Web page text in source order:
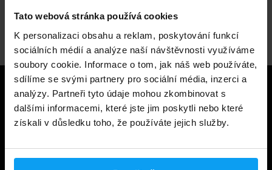
Tato webová stránka používá cookies
K personalizaci obsahu a reklam, poskytování funkcí
sociálních médií a analýze naší návštěvnosti využíváme
soubory cookie. Informace o tom, jak náš web používáte,
sdílíme se svými partnery pro sociální média, inzerci a
analýzy. Partneři tyto údaje mohou zkombinovat s
dalšími informacemi, které jste jim poskytli nebo které
získali v důsledku toho, že používáte jejich služby.
Odborné poradenství
Užitečné informace
Způsoby a ceny doručení